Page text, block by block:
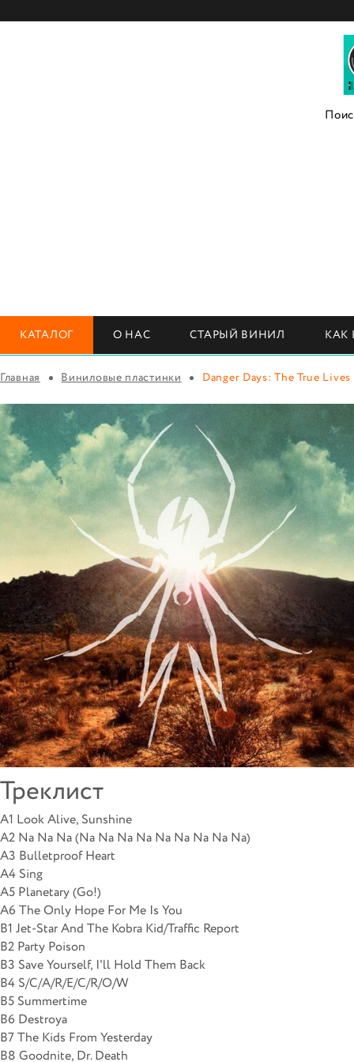
КАТАЛОГ О НАС СТАРЫЙ ВИНИЛ КАК
Главная Виниловые пластинки Danger Days: The True
Треклист
A1 Look Alive, Sunshine
A2 Na Na Na (Na Na Na Na Na Na Na Na Na)
A3 Bulletproof Heart
A4 Sing
A5 Planetary (Go!)
A6 The Only Hope For Me Is You
B1 Jet-Star And The Kobra Kid/Traffic Report
B2 Party Poison
B3 Save Yourself, I'll Hold Them Back
B4 S/C/A/R/E/C/R/O/W
B5 Summertime
B6 Destroya
B7 The Kids From Yesterday
B8 Goodnite, Dr. Death